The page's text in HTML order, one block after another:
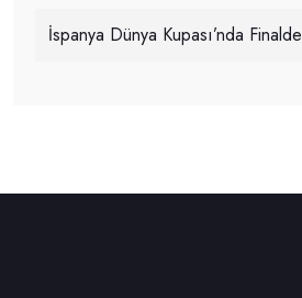
İspanya Dünya Kupası’nda Finalde